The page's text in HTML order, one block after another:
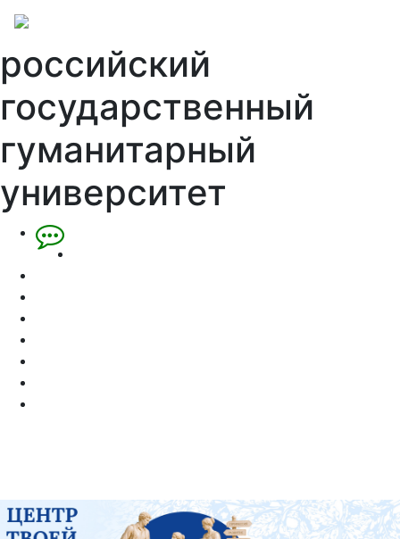
российский
государственный
гуманитарный
университет